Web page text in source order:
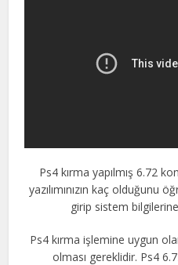
Ps4 kırma yapılmış 6.72
yazılımınızın kaç olduğunu
girip sistem
Ps4 kırma işlemine uygun
olması gereklidir. Ps4